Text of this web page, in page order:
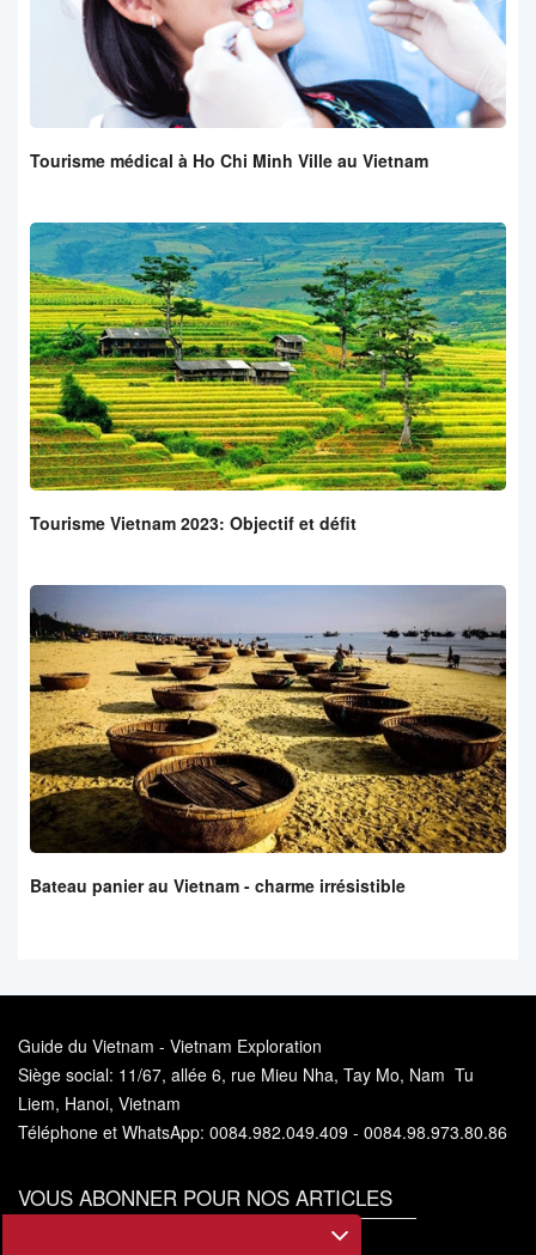
Tourisme médical à Ho Chi Minh Ville au Vietnam
Tourisme Vietnam 2023: Objectif et défit
Bateau panier au Vietnam - charme irrésistible
Guide du Vietnam - Vietnam Exploration
Siège social: 11/67, allée 6, rue Mieu Nha, Tay Mo, Nam Tu
Liem, Hanoi, Vietnam
Téléphone et WhatsApp: 0084.982.049.409 - 0084.98.973.80.86
VOUS ABONNER POUR NOS ARTICLES